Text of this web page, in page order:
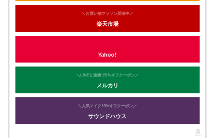
＼お買い物マラソン開催中／
楽天市場
Yahoo!
＼LINEと連携で5％オフクーポン／
メルカリ
＼人気マイク10%オフクーポン／
サウンドハウス